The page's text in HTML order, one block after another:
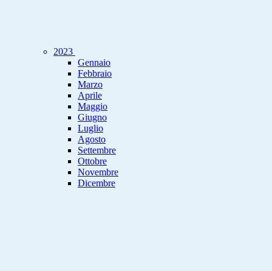
2023
Gennaio
Febbraio
Marzo
Aprile
Maggio
Giugno
Luglio
Agosto
Settembre
Ottobre
Novembre
Dicembre